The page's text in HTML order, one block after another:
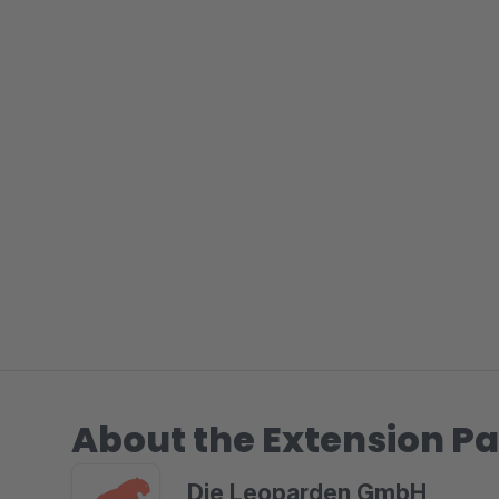
About the Extension
Die Leoparden GmbH